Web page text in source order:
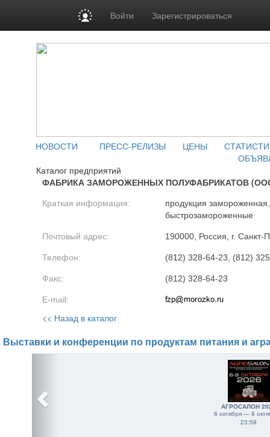
Войти Зарегистрироваться
НОВОСТИ ПРЕСС-РЕЛИЗЫ ЦЕНЫ
Каталог предприятий
ФАБРИКА ЗАМОРОЖЕННЫХ ПОЛУФАБРИКАТОВ
Краткая информация:
продукция
быстрозамороженные
Почтовый адрес: 190000, Россия, г. Санкт-
Телефон: (812) 328-64-23, (812)
Факс: (812) 328-64-23
E-mail:
<< Назад в каталог
Выставки и конференции по продуктам питания и
АГРОСАЛОН
6 октября — 9
23:59